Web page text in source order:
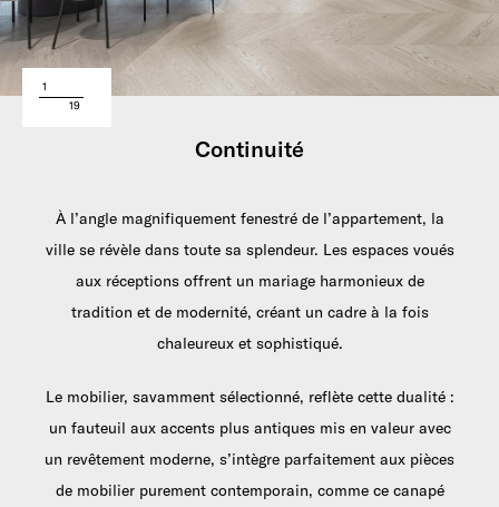
1
19
Continuité
À l’angle magnifiquement fenestré de l’appartement, la
ville se révèle dans toute sa splendeur. Les espaces voués
aux réceptions offrent un mariage harmonieux de
tradition et de modernité, créant un cadre à la fois
chaleureux et sophistiqué.
Le mobilier, savamment sélectionné, reflète cette dualité :
un fauteuil aux accents plus antiques mis en valeur avec
un revêtement moderne, s’intègre parfaitement aux pièces
de mobilier purement contemporain, comme ce canapé